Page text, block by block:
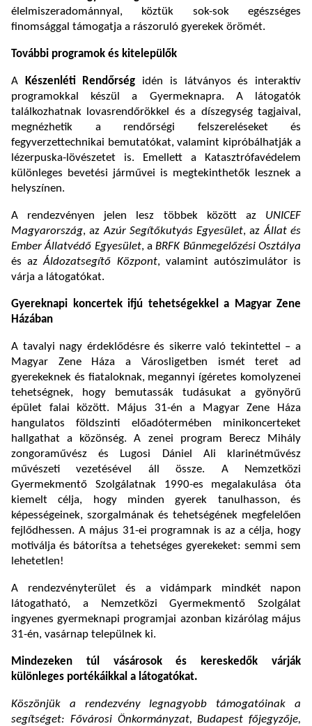
élelmiszeradománnyal, köztük sok-sok egészséges
finomsággal támogatja a rászoruló gyerekek örömét.
További programok és kitelepülők
A Készenléti Rendőrség idén is látványos és interaktív
programokkal készül a Gyermeknapra. A látogatók
találkozhatnak lovasrendőrökkel és a díszegység tagjaival,
megnézhetik a rendőrségi felszereléseket és
fegyverzettechnikai bemutatókat, valamint kipróbálhatják a
lézerpuska-lövészetet is. Emellett a Katasztrófavédelem
különleges bevetési járművei is megtekinthetők lesznek a
helyszínen.
A rendezvényen jelen lesz többek között az UNICEF
Magyarország, azAzúr Segítőkutyás Egyesület, azÁllat és
Ember Állatvédő Egyesület, aBRFK Bűnmegelőzési Osztálya
és azÁldozatsegítő Központ, valamint autószimulátor is
várja a látogatókat.
Gyereknapi koncertek ifjú tehetségekkel a Magyar Zene
Házában
A tavalyi nagy érdeklődésre és sikerre való tekintettel – a
Magyar Zene Háza a Városligetben ismét teret ad
gyerekeknek és fiataloknak, megannyi ígéretes komolyzenei
tehetségnek, hogy bemutassák tudásukat a gyönyörű
épület falai között. Május 31-én a Magyar Zene Háza
hangulatos földszinti előadótermében minikoncerteket
hallgathat a közönség. A zenei program Berecz Mihály
zongoraművész és Lugosi Dániel Ali klarinétművész
művészeti vezetésével áll össze. A Nemzetközi
Gyermekmentő Szolgálatnak 1990-es megalakulása óta
kiemelt célja, hogy minden gyerek tanulhasson, és
képességeinek, szorgalmának és tehetségének megfelelően
fejlődhessen. A május 31-ei programnak is az a célja, hogy
motiválja és bátorítsa a tehetséges gyerekeket: semmi sem
lehetetlen!
A rendezvényterület és a vidámpark mindkét napon
látogatható, a Nemzetközi Gyermekmentő Szolgálat
ingyenes gyermeknapi programjai azonban kizárólag május
31-én, vasárnap települnek ki.
Mindezeken túl vásárosok és kereskedők várják
különleges portékáikkal a látogatókat.
Köszönjük a rendezvény legnagyobb támogatóinak a
segítséget: Fővárosi Önkormányzat, Budapest főjegyzője,